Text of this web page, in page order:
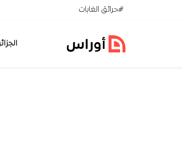
تخطي إلى المحتوى#حرائق الغابات